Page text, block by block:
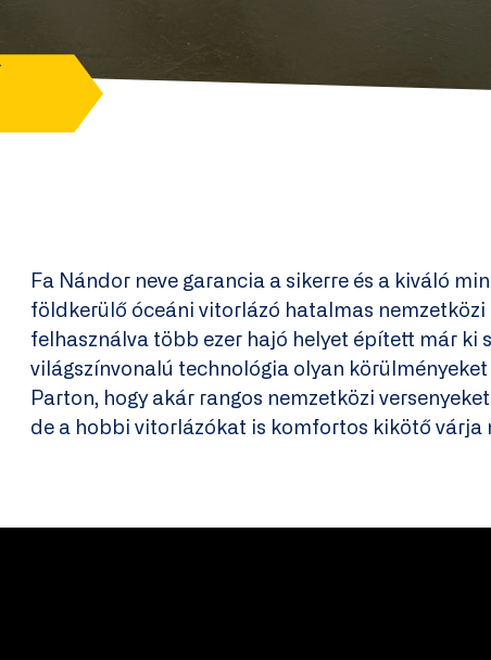
Fa Nándor neve garancia a sikerre és a kiváló
földkerülő óceáni vitorlázó hatalmas
felhasználva több ezer hajó helyet épített már ki
világszínvonalú technológia olyan
Parton, hogy akár rangos nemzetközi
de a hobbi vitorlázókat is komfortos kikötő várja